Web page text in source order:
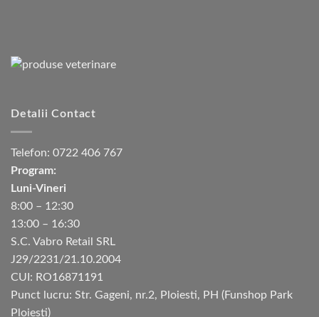
Detalii Contact
Telefon: 0722 406 767
Program:
Luni-Vineri
8:00 – 12:30
13:00 – 16:30
S.C. Vabro Retail SRL
J29/2231/21.10.2004
CUI: RO16871191
Punct lucru: Str. Gageni, nr.2, Ploiesti, PH (Funshop Park
Ploiesti)